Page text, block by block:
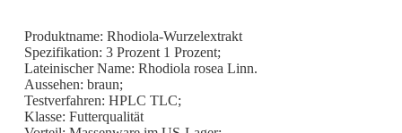
Produktname: Rhodiola-Wurzelextrakt
Spezifikation: 3 Prozent 1 Prozent;
Lateinischer Name: Rhodiola rosea Linn.
Aussehen: braun;
Testverfahren: HPLC TLC;
Klasse: Futterqualität